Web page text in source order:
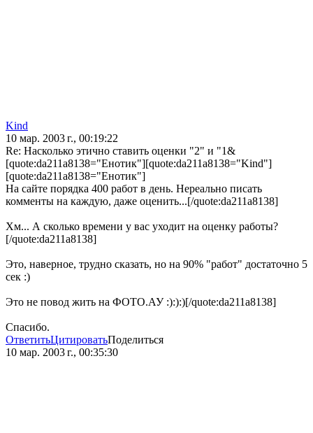
Kind
10 мар. 2003 г., 00:19:22
Re: Насколько этично ставить оценки "2" и "1&
[quote:da211a8138="Енотик"][quote:da211a8138="Kind"]
[quote:da211a8138="Енотик"]
На сайте порядка 400 работ в день. Нереально писать
комменты на каждую, даже оценить...[/quote:da211a8138]
Хм... А сколько времени у вас уходит на оценку работы?
[/quote:da211a8138]
Это, наверное, трудно сказать, но на 90% "работ" достаточно 5
сек :)
Это не повод жить на ФОТО.АУ :):):)[/quote:da211a8138]
Спасибо.
ОтветитьЦитироватьПоделиться
10 мар. 2003 г., 00:35:30